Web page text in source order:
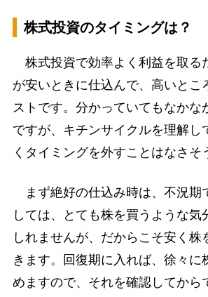
株式投資のタイミングは？
株式投資で効率よく利益を取る
が安いときに仕込んで、高いとこ
ストです。分かっていてもなかな
ですが、キチンサイクルを理解し
くタイミングを外すことはなさそ
まず絶好の仕込み時は、不況期
しては、とても株を買うような気
しれませんが、だからこそ安く株
きます。回復期に入れば、徐々に
めますので、それを確認してから